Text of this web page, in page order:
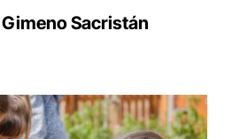
Sacristán